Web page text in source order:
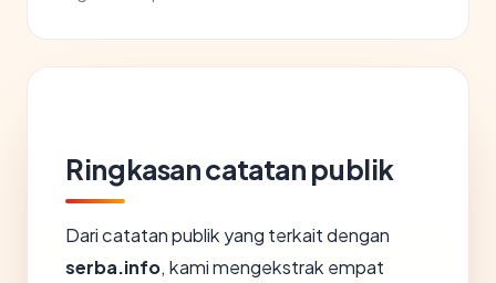
Ringkasan catatan publik
Dari catatan publik yang terkait dengan
serba.info, kami mengekstrak empat